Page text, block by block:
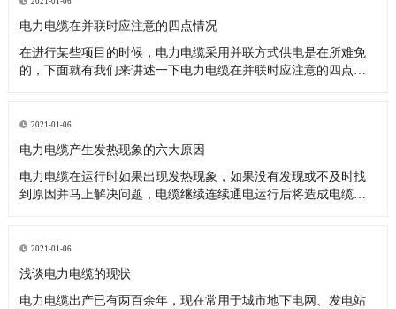
电力电缆在并联时应注意的四点情况
在进行某些项目的时候，电力电缆采用并联方式供电是在所难免
的，下面就有我们来讲述一下电力电缆在并联时应注意的四点情
配基本均匀，不会出现单根电缆负荷过重，提前出现大面积发热
烧毁现象。 2
2021-01-06
电力电缆产生发热现象的六大原因
电力电缆在运行时如果出现发热现象，如果没有发现或不及时找
到原因并马上解决问题，电缆继续连续通电运行后将造成电缆发
不好，压接不紧密，造成接头处接触电阻过大，也会造成电缆产
生发热现象。
2021-01-06
浅谈电力电缆的现状
电力电缆出产已有两百余年，现在常用于城市地下电网、发电站